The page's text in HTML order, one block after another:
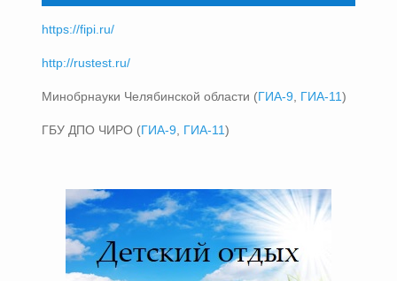
https://fipi.ru/
http://rustest.ru/
Минобрнауки Челябинской области (ГИА-9 ГИА-11)
ГБУ ДПО ЧИРО (ГИА-9 ГИА-11)